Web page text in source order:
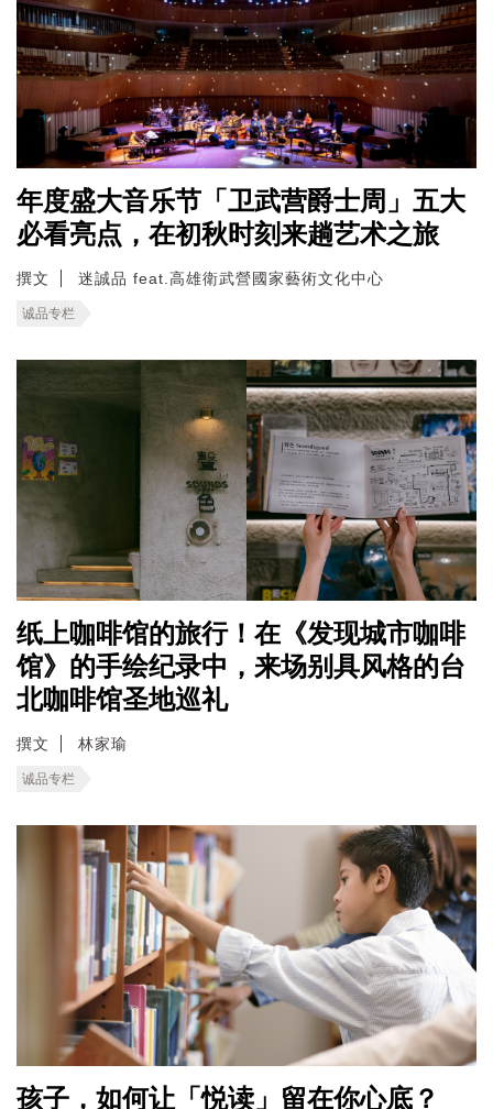
年度盛大音乐节「卫武营爵士周」五大
必看亮点，在初秋时刻来趟艺术之旅
撰文 迷誠品 feat.高雄衛武營國家藝術文化中心
诚品专栏
纸上咖啡馆的旅行！在《发现城市咖啡
馆》的手绘纪录中，来场别具风格的台
北咖啡馆圣地巡礼
撰文 林家瑜
诚品专栏
孩子，如何让「悦读」留在你心底？